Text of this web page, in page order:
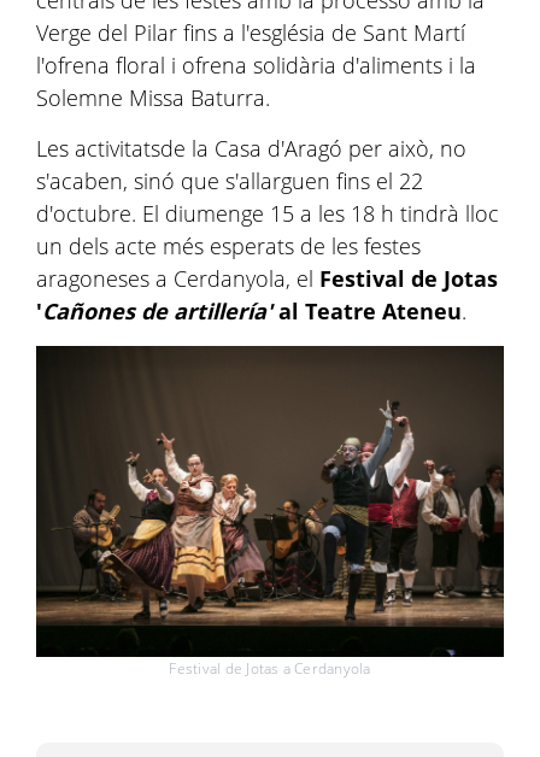
Verge del Pilar fins a l'església de Sant Martí
l'ofrena floral i ofrena solidària d'aliments i la
Solemne Missa Baturra.
Les activitatsde la Casa d'Aragó per això, no
s'acaben, sinó que s'allarguen fins el 22
d'octubre. El diumenge 15 a les 18 h tindrà lloc
un dels acte més esperats de les festes
aragoneses a Cerdanyola, el Festival de Jotas
'Cañones de artillería'al Teatre Ateneu.
Festival de Jotas a Cerdanyola